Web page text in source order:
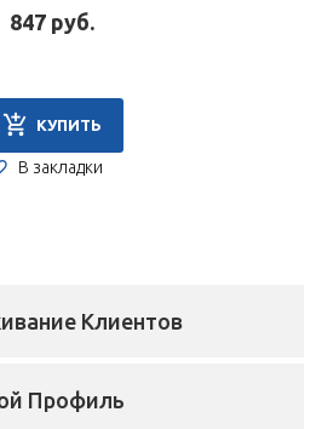
847 руб.
КУПИТЬ
В закладки
Клиентов
Профиль